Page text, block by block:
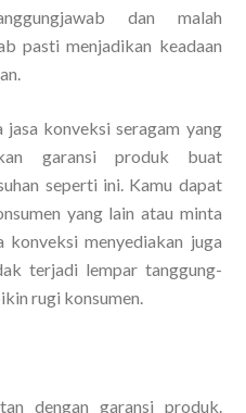
dan malah
pasti menjadikan keadaan
konveksi seragam yang
garansi produk buat
seperti ini. Kamu dapat
yang lain atau minta
menyediakan juga
terjadi lempar tanggung-
rugi konsumen.
dengan garansi produk.